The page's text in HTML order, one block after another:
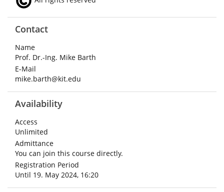
Contact
Name
Prof. Dr.-Ing. Mike Barth
E-Mail
mike.barth@kit.edu
Availability
Access
Unlimited
Admittance
You can join this course directly.
Registration Period
Until 19. May 2024, 16:20